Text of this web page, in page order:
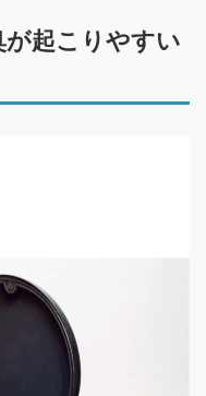
起こりやすい